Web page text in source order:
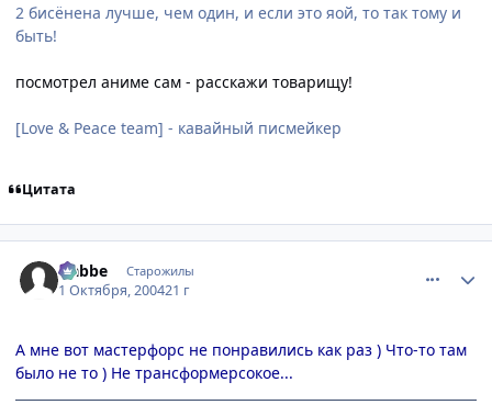
2 бисёнена лучше, чем один, и если это яой, то так тому и
быть!
посмотрел аниме сам - расскажи товарищу!
[Love & Peace team] - кавайный писмейкер
Цитата
Nabbe Старожилы
1 Октября, 200421 г
А мне вот мастерфорс не понравились как раз ) Что-то там
было не то ) Не трансформерсокое...